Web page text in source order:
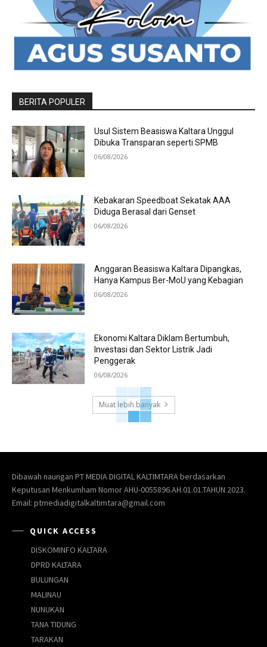
BERITA POPULER
Usul Sistem Beasiswa Kaltara Unggul
Dibuka Transparan seperti SPMB
06/08/2026
Kebakaran Speedboat Sekatak AAA
Diduga Berasal dari Genset
06/08/2026
Anggaran Beasiswa Kaltara Dipangkas,
Hanya Kampus Ber-MoU yang Kebagian
06/08/2026
Ekonomi Kaltara Diklam Bertumbuh,
Investasi dan Sektor Listrik Jadi
Penggerak
06/08/2026
Muat lebih banyak
Dibawah naungan PT MEDIA DIGITAL KALTIMTARA berdasarkan
Keputusan Menkumham Nomor AHU-0055896.AH.01.01.TAHUN 2023.
Email: ptmediadigitalkaltimtara@gmail.com
QUICK ACCESS
DISKOMINFO KALTARA
DPRD KALTARA
BULUNGAN
MALINAU
NUNUKAN
TANA TIDUNG
TARAKAN